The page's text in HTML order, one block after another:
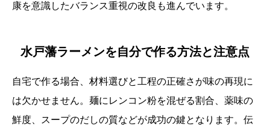
康を意識したバランス重視の改良も進んでいます。
水戸藩ラーメンを自分で作る方法と注意点
自宅で作る場合、材料選びと工程の正確さが味の再現に
は欠かせません。麺にレンコン粉を混ぜる割合、薬味の
鮮度、スープのだしの質などが成功の鍵となります。伝